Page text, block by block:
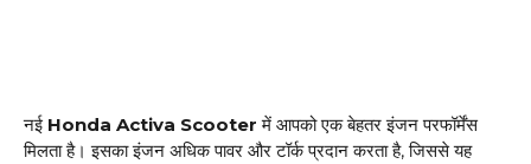
नई Honda Activa Scooter में आपको एक बेहतर इंजन परफॉर्मेंस
मिलता है। इसका इंजन अधिक पावर और टॉर्क प्रदान करता है, जिससे यह